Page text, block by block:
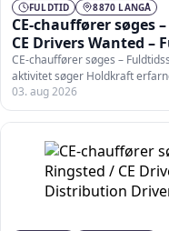
FULDTID 8870 LANGÅ
CE-chauffører søges
CE Drivers Wanted
Ringsted
CE-chauffører søges –
aktivitet søger Holdkraft
03. aug 2026